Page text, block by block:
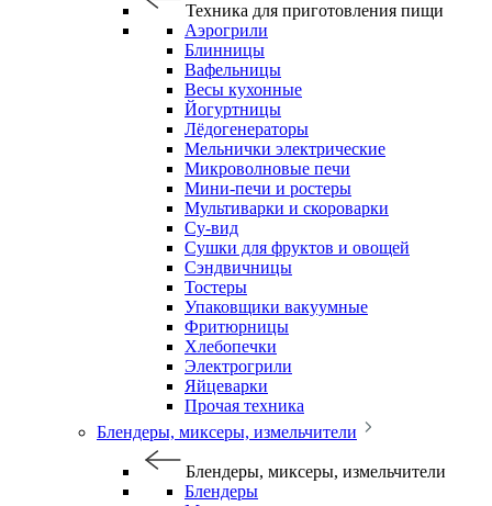
Техника для приготовления пищи
Аэрогрили
Блинницы
Вафельницы
Весы кухонные
Йогуртницы
Лёдогенераторы
Мельнички электрические
Микроволновые печи
Мини-печи и ростеры
Мультиварки и скороварки
Су-вид
Сушки для фруктов и овощей
Сэндвичницы
Тостеры
Упаковщики вакуумные
Фритюрницы
Хлебопечки
Электрогрили
Яйцеварки
Прочая техника
Блендеры, миксеры, измельчители
Блендеры, миксеры, измельчители
Блендеры